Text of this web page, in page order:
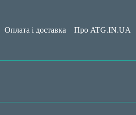
Оплата і доставка Про ATG.IN.UA